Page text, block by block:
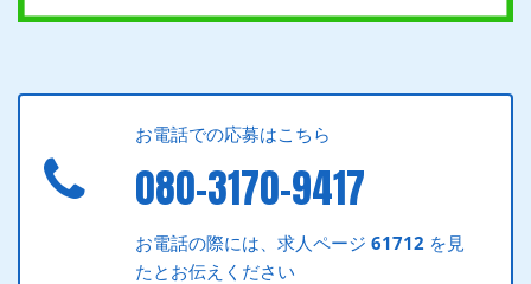
お電話での応募はこちら
080-3170-9417
お電話の際には、求人ページ61712 を見
たとお伝えください